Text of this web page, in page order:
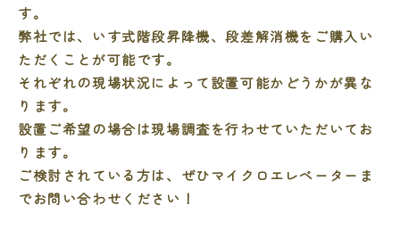
す。
弊社では、いす式階段昇降機、段差解消機をご購入い
ただくことが可能です。
それぞれの現場状況によって設置可能かどうかが異な
ります。
設置ご希望の場合は現場調査を行わせていただいてお
ります。
ご検討されている方は、ぜひマイクロエレベーターま
でお問い合わせください！